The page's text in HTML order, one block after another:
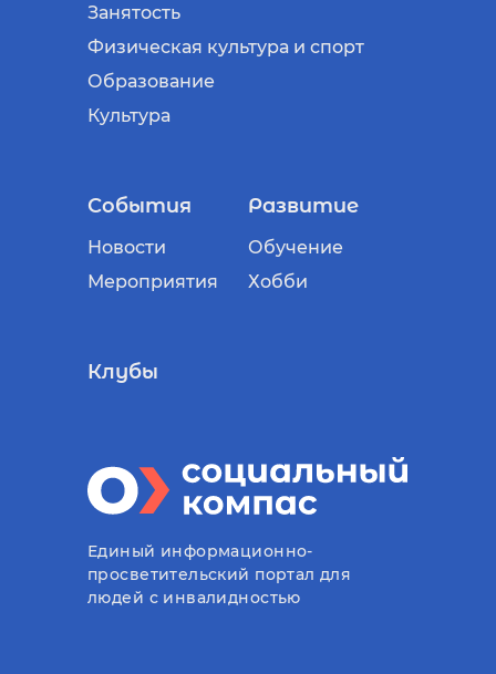
Занятость
Физическая культура и спорт
Образование
Культура
События
Новости
Мероприятия
Развитие
Обучение
Хобби
Клубы
Единый информационно-
просветительский портал для
людей с инвалидностью